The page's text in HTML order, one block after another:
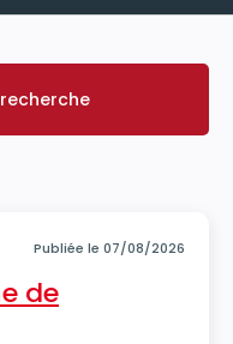
de recherche
Publiée le 07/08/2026
de